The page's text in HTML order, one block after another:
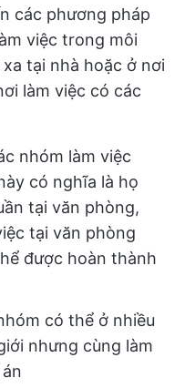
các phương pháp
việc trong môi
tại nhà hoặc ở nơi
làm việc có các
nhóm làm việc
có nghĩa là họ
tại văn phòng,
tại văn phòng
được hoàn thành
có thể ở nhiều
nhưng cùng làm